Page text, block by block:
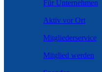
Für Unternehmen
Aktiv vor Ort
Mitgliederservice
Mitglied werden